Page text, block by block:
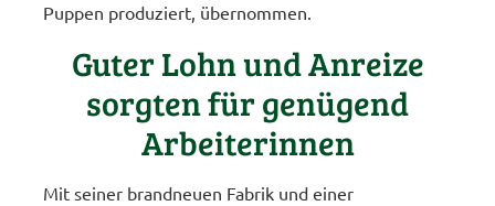
Puppen produziert, übernommen.
Guter Lohn und Anreize
sorgten für genügend
Arbeiterinnen
Mit seiner brandneuen Fabrik und einer